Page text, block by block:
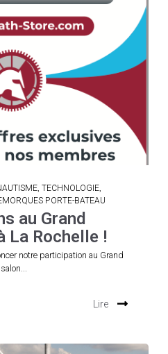
, TECHNOLOGIE,
PORTE-BATEAU
au Grand
La Rochelle !
notre participation au Grand
Lire